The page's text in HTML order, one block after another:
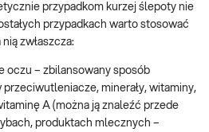
przypadkom kurzej ślepoty nie
przypadkach warto stosować
zwłaszcza:
oczu – zbilansowany sposób
przeciwutleniacze, minerały, witaminy,
A (można ją znaleźć przede
produktach mlecznych –